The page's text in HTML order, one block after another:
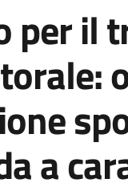
per il
a